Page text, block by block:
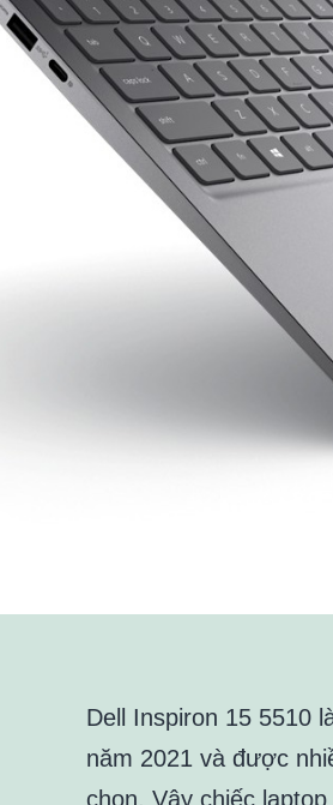
Dell Inspiron 15 5510
năm 2021 và được
chọn. Vậy chiếc